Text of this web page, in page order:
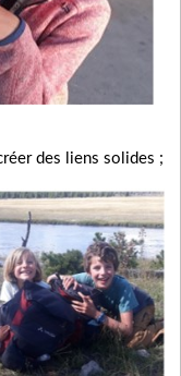
des liens solides ;